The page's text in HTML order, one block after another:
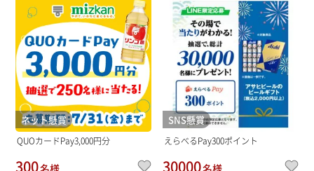
ネット懸賞
QUOカードPay3,000円分
300
SNS懸賞
えらべるPay300ポイント
30000